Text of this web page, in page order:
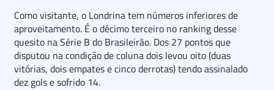
Como visitante, o Londrina tem números inferiores de
aproveitamento. É o décimo terceiro no ranking desse
quesito na Série B do Brasileirão. Dos 27 pontos que
disputou na condição de coluna dois levou oito (duas
vitórias, dois empates e cinco derrotas) tendo assinalado
dez gols e sofrido 14.